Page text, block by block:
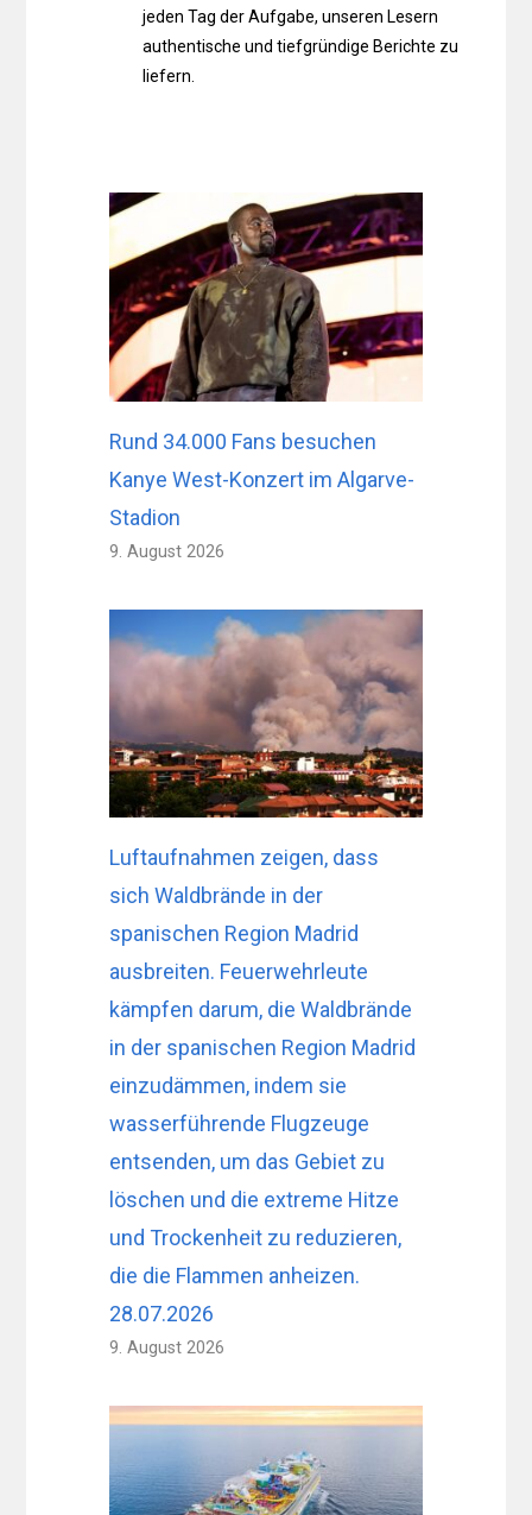
jeden Tag der Aufgabe, unseren Lesern
authentische und tiefgründige Berichte zu
liefern.
Rund 34.000 Fans besuchen
Kanye West-Konzert im Algarve-
Stadion
9. August 2026
Luftaufnahmen zeigen, dass
sich Waldbrände in der
spanischen Region Madrid
ausbreiten. Feuerwehrleute
kämpfen darum, die Waldbrände
in der spanischen Region Madrid
einzudämmen, indem sie
wasserführende Flugzeuge
entsenden, um das Gebiet zu
löschen und die extreme Hitze
und Trockenheit zu reduzieren,
die die Flammen anheizen.
28.07.2026
9. August 2026